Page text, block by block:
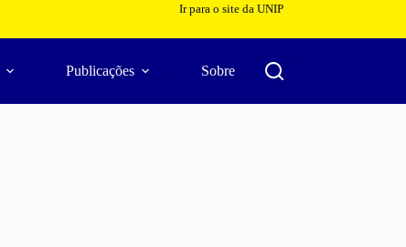
Ir para o site da UNIP
Publicações Sobre